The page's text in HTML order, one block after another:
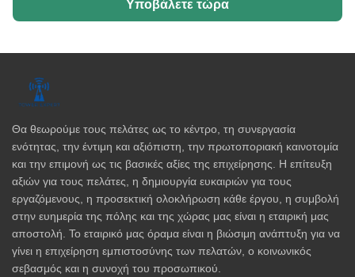
Υποβάλετε τώρα
Θα θεωρούμε τους πελάτες ως το κέντρο, τη συνεργασία
ενότητας, την έντιμη και αξιόπιστη, την πρωτοποριακή καινοτομία
και την επιμονή ως τις βασικές αξίες της επιχείρησης. Η επίτευξη
αξιών για τους πελάτες, η δημιουργία ευκαιριών για τους
εργαζόμενους, η προσεκτική ολοκλήρωση κάθε έργου, η συμβολή
στην ευημερία της πόλης και της χώρας μας είναι η εταιρική μας
αποστολή. Το εταιρικό μας όραμα είναι η βιώσιμη ανάπτυξη για να
γίνει η επιχείρηση εμπιστοσύνης των πελατών, ο κοινωνικός
σεβασμός και η συνοχή του προσωπικού.